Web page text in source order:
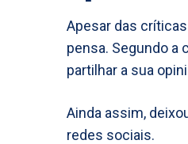
Apesar das
pensa. Segundo a
partilhar a sua
Ainda assim,
redes sociais.